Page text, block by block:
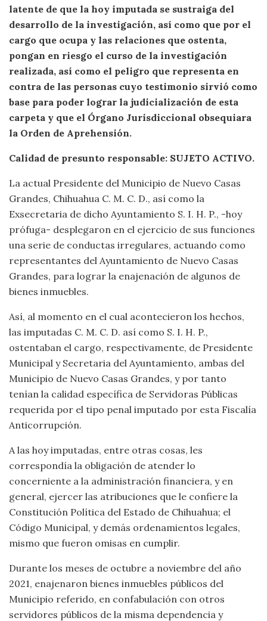
latente de que la hoy imputada se sustraiga del
desarrollo de la investigación, así como que por el
cargo que ocupa y las relaciones que ostenta,
pongan en riesgo el curso de la investigación
realizada, así como el peligro que representa en
contra de las personas cuyo testimonio sirvió como
base para poder lograr la judicialización de esta
carpeta y que el Órgano Jurisdiccional obsequiara
la Orden de Aprehensión.
Calidad de presunto responsable: SUJETO ACTIVO.
La actual Presidente del Municipio de Nuevo Casas
Grandes, Chihuahua C. M. C. D., así como la
Exsecretaria de dicho Ayuntamiento S. I. H. P., -hoy
prófuga- desplegaron en el ejercicio de sus funciones
una serie de conductas irregulares, actuando como
representantes del Ayuntamiento de Nuevo Casas
Grandes, para lograr la enajenación de algunos de
bienes inmuebles.
Así, al momento en el cual acontecieron los hechos,
las imputadas C. M. C. D. así como S. I. H. P.,
ostentaban el cargo, respectivamente, de Presidente
Municipal y Secretaria del Ayuntamiento, ambas del
Municipio de Nuevo Casas Grandes, y por tanto
tenían la calidad específica de Servidoras Públicas
requerida por el tipo penal imputado por esta Fiscalía
Anticorrupción.
A las hoy imputadas, entre otras cosas, les
correspondía la obligación de atender lo
concerniente a la administración financiera, y en
general, ejercer las atribuciones que le confiere la
Constitución Política del Estado de Chihuahua; el
Código Municipal, y demás ordenamientos legales,
mismo que fueron omisas en cumplir.
Durante los meses de octubre a noviembre del año
2021, enajenaron bienes inmuebles públicos del
Municipio referido, en confabulación con otros
servidores públicos de la misma dependencia y